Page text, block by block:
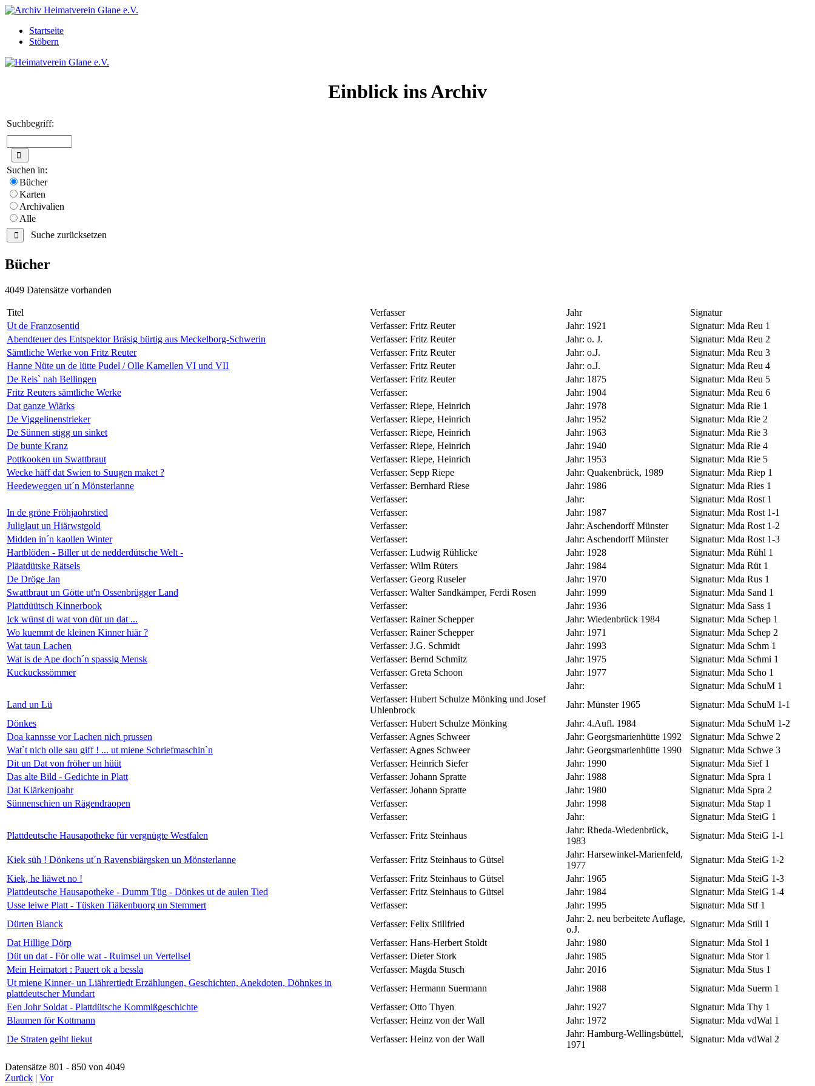
Startseite
Stöbern
Einblick ins Archiv
Suchbegriff:
Suchen in:
Bücher
Karten
Archivalien
Alle
Suche zurücksetzen
Bücher
4049 Datensätze vorhanden
Titel Verfasser Jahr
Signatur
Ut de Franzosentid
Verfasser: Fritz Reuter Jahr: 1921 Signatur: Mda Reu 1
Abendteuer des Entspektor Bräsig bürtig aus Meckelborg-Schwerin
Verfasser: Fritz Reuter Jahr: o. J. Signatur: Mda Reu 2
Sämtliche Werke von Fritz Reuter
Verfasser: Fritz Reuter Jahr: o.J. Signatur: Mda Reu 3
Hanne Nüte un de lütte Pudel / Olle Kamellen VI und VII
Verfasser: Fritz Reuter Jahr: o.J. Signatur: Mda Reu 4
De Reis` nah Bellingen
Verfasser: Fritz Reuter Jahr: 1875 Signatur: Mda Reu 5
Fritz Reuters sämtliche Werke
Verfasser: Jahr: 1904 Signatur: Mda Reu 6
Dat ganze Wiärks
Verfasser: Riepe, Heinrich Jahr: 1978 Signatur: Mda Rie 1
De Viggelinenstrieker
Verfasser: Riepe, Heinrich Jahr: 1952 Signatur: Mda Rie 2
De Sünnen stigg un sinket
Verfasser: Riepe, Heinrich Jahr: 1963 Signatur: Mda Rie 3
De bunte Kranz
Verfasser: Riepe, Heinrich Jahr: 1940 Signatur: Mda Rie 4
Pottkooken un Swattbraut
Verfasser: Riepe, Heinrich Jahr: 1953 Signatur: Mda Rie 5
Wecke häff dat Swien to Suugen maket ?
Verfasser: Sepp Riepe Jahr: Quakenbrück, 1989 Signatur: Mda Riep 1
Heedeweggen ut´n Mönsterlanne
Verfasser: Bernhard Riese Jahr: 1986 Signatur: Mda Ries 1
Verfasser:
Jahr: Signatur: Mda Rost 1
In de gröne Fröhjaohrstied
Verfasser: Jahr: 1987 Signatur: Mda Rost 1-1
Juliglaut un Hiärwstgold
Verfasser: Jahr: Aschendorff Münster Signatur: Mda Rost 1-2
Midden in´n kaollen Winter
Verfasser: Jahr: Aschendorff Münster Signatur: Mda Rost 1-3
Hartblöden - Biller ut de nedderdütsche Welt -
Verfasser: Ludwig Rühlicke Jahr: 1928 Signatur: Mda Rühl 1
Pläatdütske Rätsels
Verfasser: Wilm Rüters Jahr: 1984 Signatur: Mda Rüt 1
De Dröge Jan
Verfasser: Georg Ruseler Jahr: 1970 Signatur: Mda Rus 1
Swattbraut un Götte ut'n Ossenbrügger Land
Verfasser: Walter Sandkämper, Ferdi Rosen Jahr: 1999 Signatur: Mda Sand 1
Plattdüütsch Kinnerbook
Verfasser: Jahr: 1936 Signatur: Mda Sass 1
Ick wünst di wat von düt un dat ...
Verfasser: Rainer Schepper Jahr: Wiedenbrück 1984 Signatur: Mda Schep 1
Wo kuemmt de kleinen Kinner hiär ?
Verfasser: Rainer Schepper Jahr: 1971 Signatur: Mda Schep 2
Wat taun Lachen
Verfasser: J.G. Schmidt Jahr: 1993 Signatur: Mda Schm 1
Wat is de Ape doch´n spassig Mensk
Verfasser: Bernd Schmitz Jahr: 1975 Signatur: Mda Schmi 1
Kuckuckssömmer
Verfasser: Greta Schoon Jahr: 1977 Signatur: Mda Scho 1
Verfasser:
Jahr: Signatur: Mda SchuM 1
Land un Lü
Verfasser: Hubert Schulze Mönking und Josef
Uhlenbrock
Jahr: Münster 1965 Signatur: Mda SchuM 1-1
Dönkes
Verfasser: Hubert Schulze Mönking Jahr: 4.Aufl. 1984 Signatur: Mda SchuM 1-2
Doa kannsse vor Lachen nich prussen
Verfasser: Agnes Schweer Jahr: Georgsmarienhütte 1992 Signatur: Mda Schwe 2
Wat`t nich olle sau giff ! ... ut miene Schriefmaschin`n
Verfasser: Agnes Schweer Jahr: Georgsmarienhütte 1990 Signatur: Mda Schwe 3
Dit un Dat von fröher un hüüt
Verfasser: Heinrich Siefer Jahr: 1990 Signatur: Mda Sief 1
Das alte Bild - Gedichte in Platt
Verfasser: Johann Spratte Jahr: 1988 Signatur: Mda Spra 1
Dat Kiärkenjoahr
Verfasser: Johann Spratte Jahr: 1980 Signatur: Mda Spra 2
Sünnenschien un Rägendraopen
Verfasser: Jahr: 1998 Signatur: Mda Stap 1
Verfasser:
Jahr: Signatur: Mda SteiG 1
Plattdeutsche Hausapotheke für vergnügte Westfalen
Verfasser: Fritz Steinhaus
Jahr: Rheda-Wiedenbrück,
1983
Signatur: Mda SteiG 1-1
Kiek süh ! Dönkens ut´n Ravensbiärgsken un Mönsterlanne Verfasser: Fritz Steinhaus to Gütsel
Jahr: Harsewinkel-Marienfeld,
1977
Signatur: Mda SteiG 1-2
Kiek, he liäwet no !
Verfasser: Fritz Steinhaus to Gütsel Jahr: 1965 Signatur: Mda SteiG 1-3
Plattdeutsche Hausapotheke - Dumm Tüg - Dönkes ut de aulen Tied
Verfasser: Fritz Steinhaus to Gütsel Jahr: 1984 Signatur: Mda SteiG 1-4
Usse leiwe Platt - Tüsken Tiäkenbuorg un Stemmert
Verfasser: Jahr: 1995 Signatur: Mda Stf 1
Dürten Blanck
Verfasser: Felix Stillfried
Jahr: 2. neu berbeitete Auflage,
o.J.
Signatur: Mda Still 1
Dat Hillige Dörp
Verfasser: Hans-Herbert Stoldt Jahr: 1980 Signatur: Mda Stol 1
Düt un dat - För olle wat - Ruimsel un Vertellsel
Verfasser: Dieter Stork Jahr: 1985 Signatur: Mda Stor 1
Mein Heimatort : Pauert ok a bessla
Verfasser: Magda Stusch Jahr: 2016 Signatur: Mda Stus 1
Ut miene Kinner- un Liährertiedt Erzählungen, Geschichten, Anekdoten, Döhnkes in
plattdeutscher Mundart
Verfasser: Hermann Suermann Jahr: 1988 Signatur: Mda Suerm 1
Een Johr Soldat - Plattdütsche Kommißgeschichte
Verfasser: Otto Thyen Jahr: 1927 Signatur: Mda Thy 1
Blaumen för Kottmann
Verfasser: Heinz von der Wall Jahr: 1972 Signatur: Mda vdWal 1
De Straten geiht liekut
Verfasser: Heinz von der Wall
Jahr: Hamburg-Wellingsbüttel,
1971
Signatur: Mda vdWal 2
Datensätze 801 - 850 von 4049
Zurück | Vor